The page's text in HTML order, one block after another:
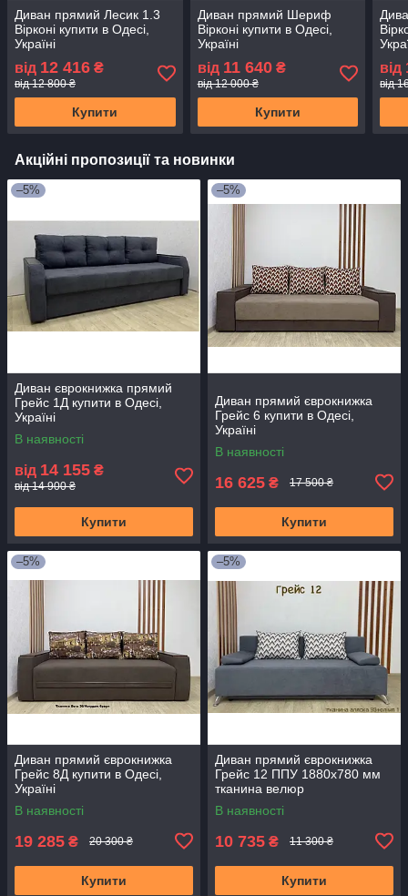
Диван прямий Лесик 1.3
Вірконі купити в Одесі,
Україні
від 12 416 ₴
від 12 800 ₴
Купити
Диван прямий Шериф
Вірконі купити в Одесі,
Україні
від 11 640₴
від 12 000 ₴
Купити
від
від
Акційні пропозиції та новинки
–5%
Диван єврокнижка прямий
Грейс 1Д купити в Одесі,
Україні
В наявності
від 14 155 ₴
від 14 900 ₴
Купити
–5%
Диван прямий єврокнижка
Грейс 6 купити в Одесі,
Україні
В наявності
16 625 ₴ 17 500 ₴
Купити
–5%
Диван прямий єврокнижка
Грейс 8Д купити в Одесі,
Україні
В наявності
19 285 ₴ 20 300 ₴
Купити
–5%
Диван прямий єврокнижка
Грейс 12 ППУ 1880х780 мм
тканина велюр
В наявності
10 735 ₴ 11 300 ₴
Купити